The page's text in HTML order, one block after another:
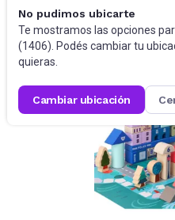
No pudimos ubicarte
Te mostramos las opciones
(1406). Podés cambiar tu
quieras.
cambiar ubicación
Juguetes y Juegos